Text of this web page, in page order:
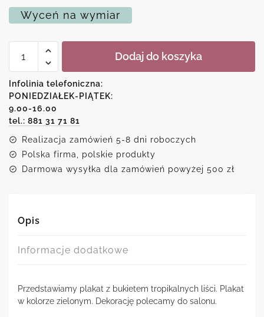
Wyceń na wymiar
Plakat
tropikalnych
liści
Dodaj do koszyka
Infolinia telefoniczna:
PONIEDZIAŁEK-PIĄTEK:
9.00-16.00
tel.: 881 31 71 81
Realizacja zamówień 5-8 dni roboczych
Polska firma, polskie produkty
Darmowa wysyłka dla zamówień powyżej 500 zł
Opis
Informacje dodatkowe
Przedstawiamy plakat z bukietem tropikalnych liści. Plakat
w kolorze zielonym. Dekorację polecamy do salonu.